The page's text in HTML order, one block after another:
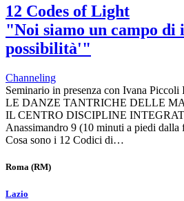
12 Codes of Light
"Noi siamo un campo di
possibilità'"
Channeling
Seminario in presenza con Ivana
LE DANZE TANTRICHE DELLE
IL CENTRO DISCIPLINE
Anassimandro 9 (10 minuti a piedi dalla
Cosa sono i 12 Codici di…
Roma (RM)
Lazio